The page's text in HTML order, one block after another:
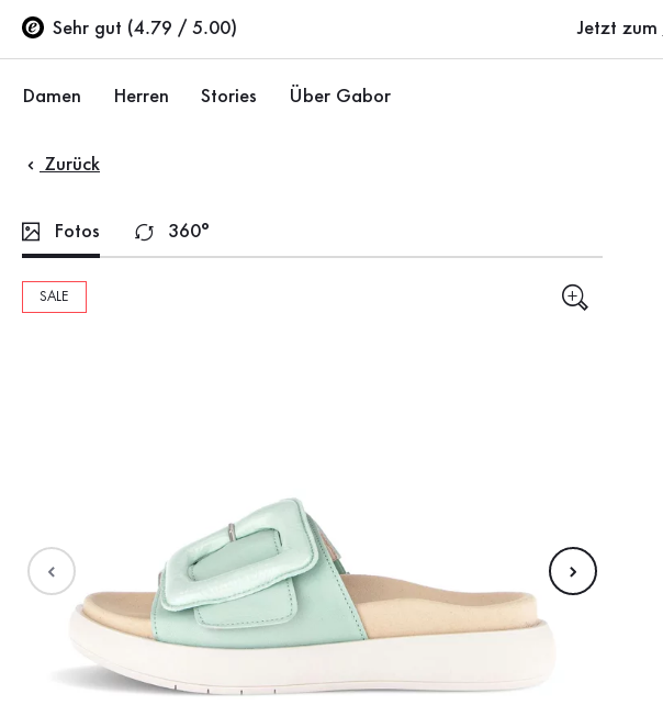
Zum Hauptinhalt
Zum Inhaltsverzeichnis
Zur Hauptnavigation
Sehr gut (4.79 / 5.00)
Jetzt zum
Damen
Schuhe
Ballerinas
Sale %
Accessoires
Herren
Sneaker
Stories Über Gabor
Zurück
Fotos 360°
SALE